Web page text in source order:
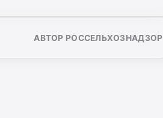
АВТОР РОССЕЛЬХОЗНАДЗОР